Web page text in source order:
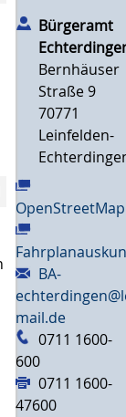
Bürgeramt
Bernhäuser
Straße 9
70771
Leinfelden-
OpenStreetMap
BA-
mail.de
0711 1600-
600
0711 1600-
47600